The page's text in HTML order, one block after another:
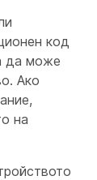
код
да може
Ако
на